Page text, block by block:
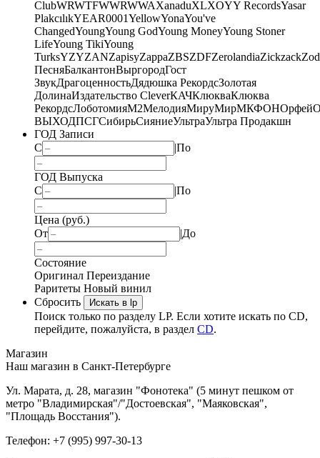
ClubWRWTFWWRWWAXanaduXLXOYY RecordsYasar
PlakcılıkYEAR0001YellowYonaYou've
ChangedYoungYoung GodYoung MoneyYoung Stoner
LifeYoung TikiYoung
TurksYZYZANZapisyZappaZBSZDFZerolandiaZickzack
ПесняБалкантонВыргородГост
ЗвукДрагоценностьДядюшка РекордсЗолотая
ДолинаИздательство CleverКАЧКлюкваКлюква
РекордсЛоботомияМ2МелодияМируМирМКФОНОрфей
ВЫХОДПСГСибирьСияниеУльтраУльтра Продакшн
ГОД Записи
С
|По
ГОД Выпуска
С
|По
Цена (руб.)
От
|До
Состояние
Оригинал Переиздание
Раритеты Новый винил
Сбросить
Искать в lp
Поиск только по разделу LP. Если хотите искать по CD,
перейдите, пожалуйста, в раздел CD.
Магазин
Наш магазин в Санкт-Петербурге
Ул. Марата, д. 28, магазин "Фонотека" (5 минут пешком от
метро "Владимирская"/"Достоевская", "Маяковская",
"Площадь Восстания").
Телефон: +7 (995) 997-30-13